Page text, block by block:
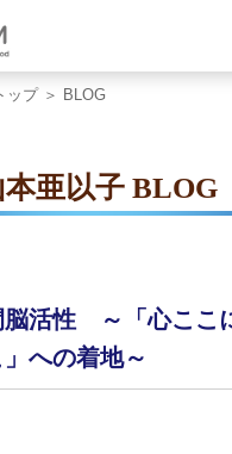
ップ＞ BLOG
本亜以子 BLOG
活性 ～「心ここ
への着地～